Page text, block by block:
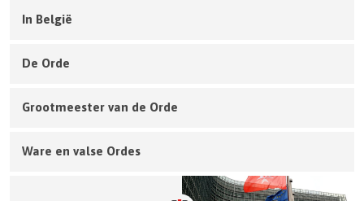
In België
De Orde
Grootmeester van de Orde
Ware en valse Ordes